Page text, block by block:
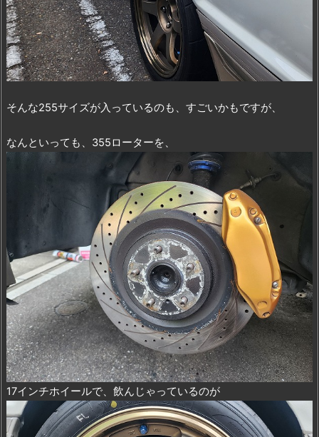
そんな255サイズが入っているのも、すごいかもですが、
なんといっても、355ローターを、
17インチホイールで、飲んじゃっているのが